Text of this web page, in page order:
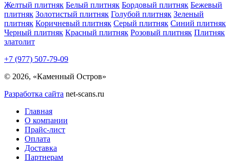
Желтый плитняк Белый плитняк Бордовый плитняк Бежевый
плитняк Золотистый плитняк Голубой плитняк Зеленый
плитняк Коричневый плитняк Серый плитняк Синий плитняк
Черный плитняк Красный плитняк Розовый плитняк Плитняк
златолит
+7 (977) 507-79-09
© 2026, «Каменный Остров»
Разработка сайта net-scans.ru
Главная
О компании
Прайс-лист
Оплата
Доставка
Партнерам